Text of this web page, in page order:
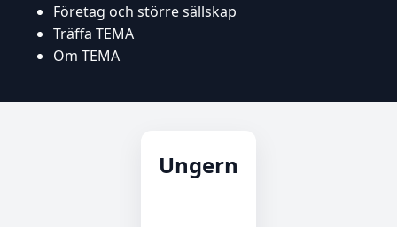
Företag och större sällskap
Träffa TEMA
Om TEMA
Ungern